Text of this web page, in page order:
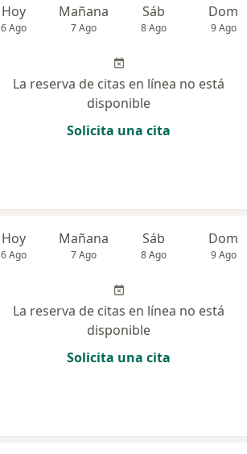
Hoy
6 Ago
Mañana
7 Ago
Sáb
8 Ago
Dom
9 Ago
La reserva de citas en línea no está
disponible
Solicita una cita
Hoy
6 Ago
Mañana
7 Ago
Sáb
8 Ago
Dom
9 Ago
La reserva de citas en línea no está
disponible
Solicita una cita